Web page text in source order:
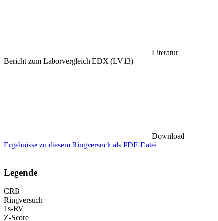
Literatur
Bericht zum Laborvergleich EDX (LV13)
Download
Ergebnisse zu diesem Ringversuch als PDF-Datei
Legende
CRB
Ringversuch
1s-RV
Z-Score